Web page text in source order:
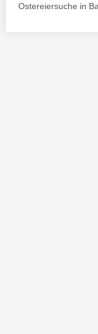
Ostereiersuche in